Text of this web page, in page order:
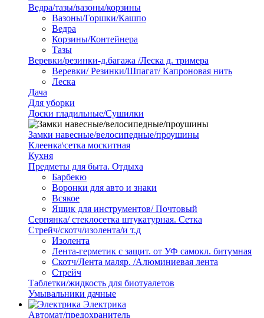
Ведра/тазы/вазоны/корзины
Вазоны/Горшки/Кашпо
Ведра
Корзины/Контейнера
Тазы
Веревки/резинки-д.багажа /Леска д. тримера
Веревки/ Резинки/Шпагат/ Капроновая нить
Леска
Дача
Для уборки
Доски гладильные/Сушилки
Замки навесные/велосипедные/проушины
Клеенка\сетка москитная
Кухня
Предметы для быта. Отдыха
Барбекю
Воронки для авто и знаки
Всякое
Ящик для инструментов/ Почтовый
Серпянка/ стеклосетка штукатурная. Сетка
Стрейч/скотч/изолента/и т.д
Изолента
Лента-герметик с защит. от УФ самокл. битумная
Скотч/Лента маляр. /Алюминиевая лента
Стрейч
Таблетки/жидкость для биотуалетов
Умывальники дачные
Электрика
Автомат/предохранитель